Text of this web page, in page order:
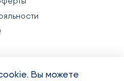
Вы можете